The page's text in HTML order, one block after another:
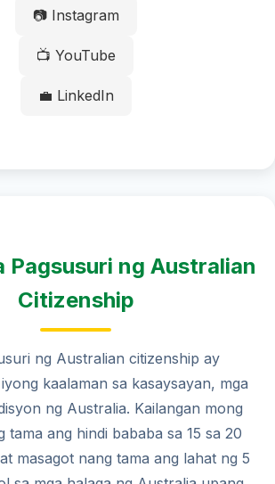
📷 Instagram
📺 YouTube
💼 LinkedIn
Pagsusuri ng Australian
Citizenship
ng Australian citizenship ay
kaalaman sa kasaysayan, mga
ng Australia. Kailangan mong
tama ang hindi bababa sa 15 sa 20
masagot nang tama ang lahat ng 5